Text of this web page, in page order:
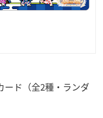
ード（全2種・ランダ